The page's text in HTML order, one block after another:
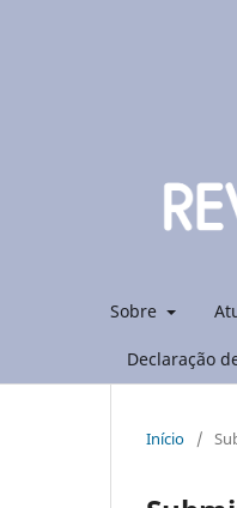
Sobre
Declaração
Início /